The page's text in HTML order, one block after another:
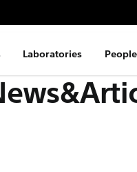
Laboratories People